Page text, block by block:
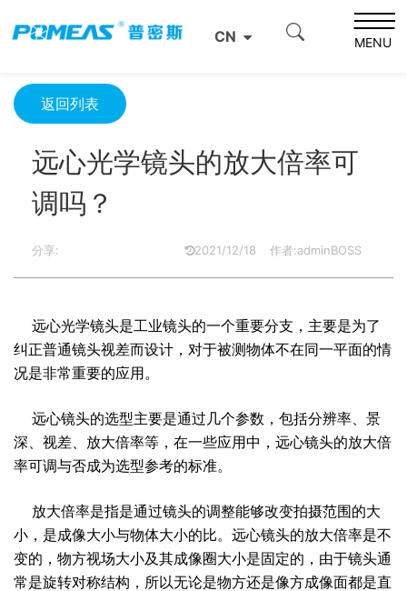
CN MENU
远心光学镜头的放大倍率可调吗？
返回列表
远心光学镜头的放大倍率可
调吗？
分享: 2021/12/18 作者:adminBOSS
远心光学镜头是工业镜头的一个重要分支，主要是为了
纠正普通镜头视差而设计，对于被测物体不在同一平面的情
况是非常重要的应用。
远心镜头的选型主要是通过几个参数，包括分辨率、景
深、视差、放大倍率等，在一些应用中，远心镜头的放大倍
率可调与否成为选型参考的标准。
放大倍率是指是通过镜头的调整能够改变拍摄范围的大
小，是成像大小与物体大小的比。远心镜头的放大倍率是不
变的，物方视场大小及其成像圈大小是固定的，由于镜头通
常是旋转对称结构，所以无论是物方还是像方成像面都是直